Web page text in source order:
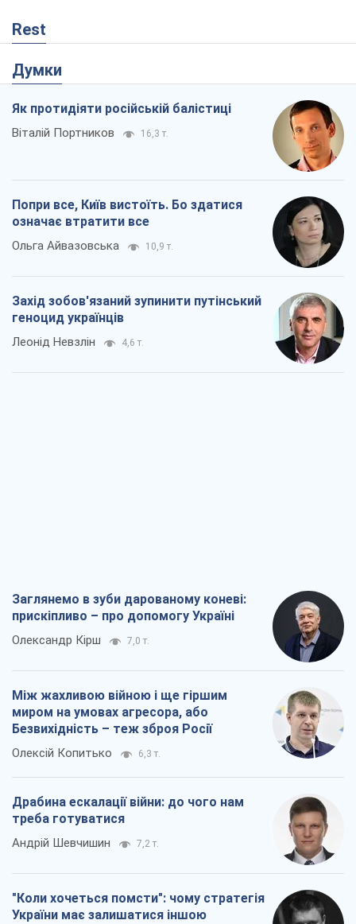
Rest
Думки
Як протидіяти російській балістиці
Віталій Портников 16,3 т.
Попри все, Київ вистоїть. Бо здатися
означає втратити все
Ольга Айвазовська 10,9 т.
Захід зобов'язаний зупинити путінський
геноцид українців
Леонід Невзлін 4,6 т.
Заглянемо в зуби дарованому коневі:
прискіпливо – про допомогу Україні
Олександр Кірш 7,0 т.
Між жахливою війною і ще гіршим
миром на умовах агресора, або
Безвихідність – теж зброя Росії
Олексій Копитько 6,3 т.
Драбина ескалації війни: до чого нам
треба готуватися
Андрій Шевчишин 7,2 т.
"Коли хочеться помсти": чому стратегія
України має залишатися іншою